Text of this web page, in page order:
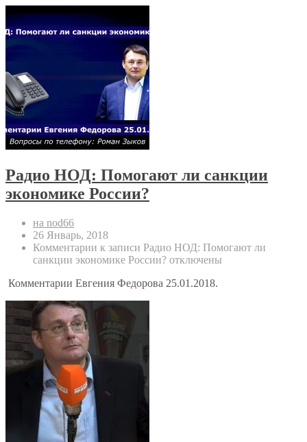
Радио НОД: Помогают ли санкции
экономике России?
на nod66
26 Январь, 2018
Комментарии к записи Радио НОД: Помогают ли
санкции экономике России? отключены
Комментарии Евгения Федорова 25.01.2018.